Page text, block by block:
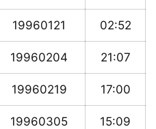
19960121 02:52
19960204 21:07
19960219 17:00
19960305 15:09